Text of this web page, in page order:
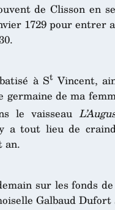
de Clisson en
1729 pour entrer
à StVincent,
germaine de ma
le vaisseau
a tout lieu de
an.
sur les fonds
Galbaud